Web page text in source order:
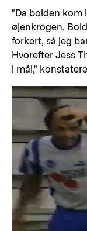
"Da bolden kom
øjenkrogen.
forkert, så jeg
Hvorefter Jess
i mål,"